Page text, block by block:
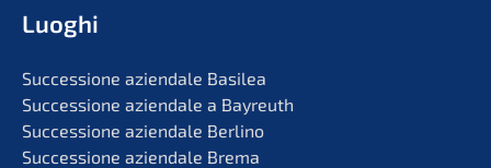
Luoghi
Succes­sio­ne aziend­a­le Basilea
Succes­sio­ne aziend­a­le a Bayreuth
Succes­sio­ne aziend­a­le Berlino
Succes­sio­ne aziend­a­le Brema